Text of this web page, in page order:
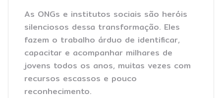
As ONGs e institutos sociais são heróis
silenciosos dessa transformação. Eles
fazem o trabalho árduo de identificar,
capacitar e acompanhar milhares de
jovens todos os anos, muitas vezes com
recursos escassos e pouco
reconhecimento.